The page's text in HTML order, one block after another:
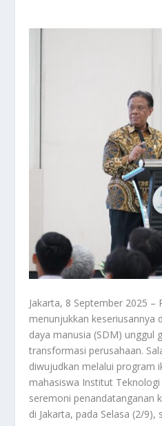
Jakarta, 8 September 2025 –
menunjukkan keseriusannya
daya manusia (SDM) unggul
transformasi perusahaan.
diwujudkan melalui program
mahasiswa Institut Teknologi
seremoni penandatanganan
di Jakarta, pada Selasa (2/